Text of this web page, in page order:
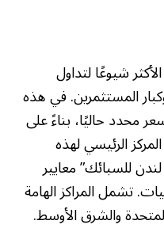
شيوعًا لتداول
المستثمرين. في هذه
محدد حاليًا، بناءً على
الرئيسي لهذه
للسبائك” معايير
تشمل المراكز الهامة
والشرق الأوسط.